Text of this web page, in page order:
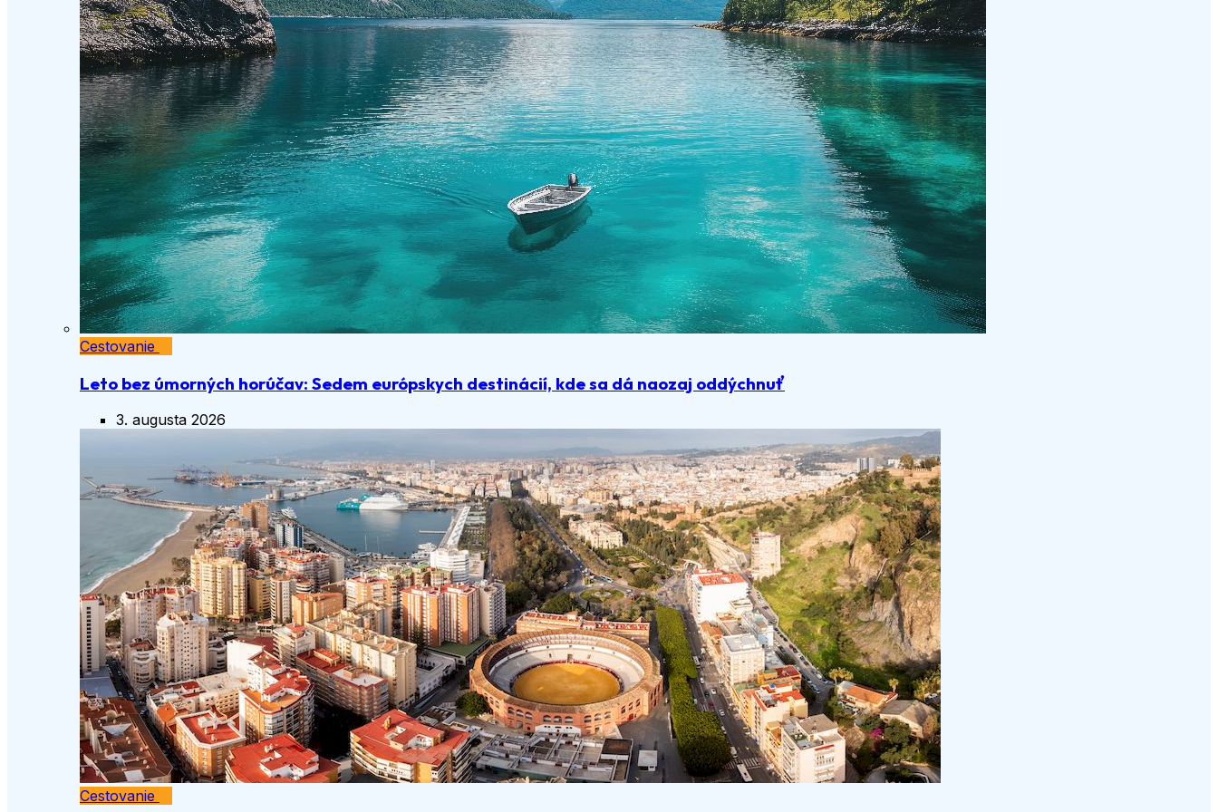
Cestovanie
Leto bez úmorných horúčav: Sedem európskych destinácií, kde sa dá naozaj oddýchnuť
3. augusta 2026
Cestovanie